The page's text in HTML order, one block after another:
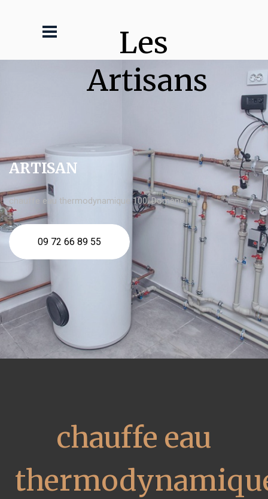
Les
Artisans
ARTISAN
chauffe eau thermodynamique 100l Domène
09 72 66 89 55
chauffe eau